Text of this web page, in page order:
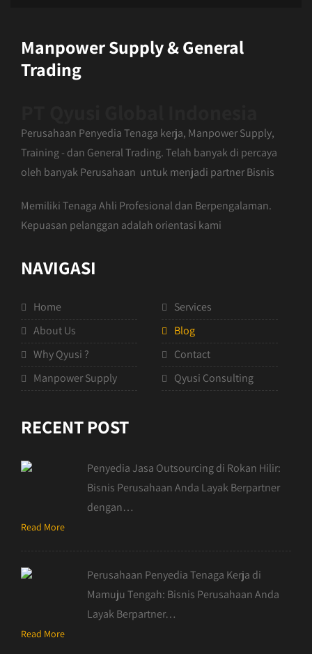
Manpower Supply & General
Trading
Perusahaan Penyedia Tenaga kerja, Manpower Supply,
Training - dan General Trading. Telah banyak di percaya
oleh banyak Perusahaan untuk menjadi partner Bisnis
Memiliki Tenaga Ahli Profesional dan Berpengalaman.
Kepuasan pelanggan adalah orientasi kami
NAVIGASI
Home
About Us
Why Qyusi ?
Manpower Supply
Services
Blog
Contact
Qyusi Consulting
RECENT POST
Penyedia Jasa Outsourcing di Rokan Hilir:
Bisnis Perusahaan Anda Layak Berpartner
dengan…
Read More
Perusahaan Penyedia Tenaga Kerja di
Mamuju Tengah: Bisnis Perusahaan Anda
Layak Berpartner…
Read More